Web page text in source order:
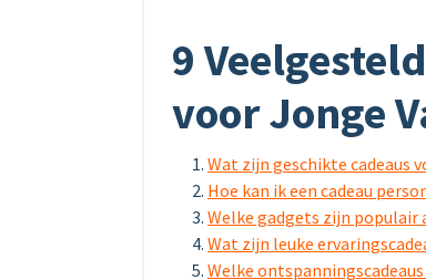
9
voor Jonge
Wat zijn geschikte cadeaus
Hoe kan ik een cadeau
Welke gadgets zijn populair
Wat zijn leuke
Welke